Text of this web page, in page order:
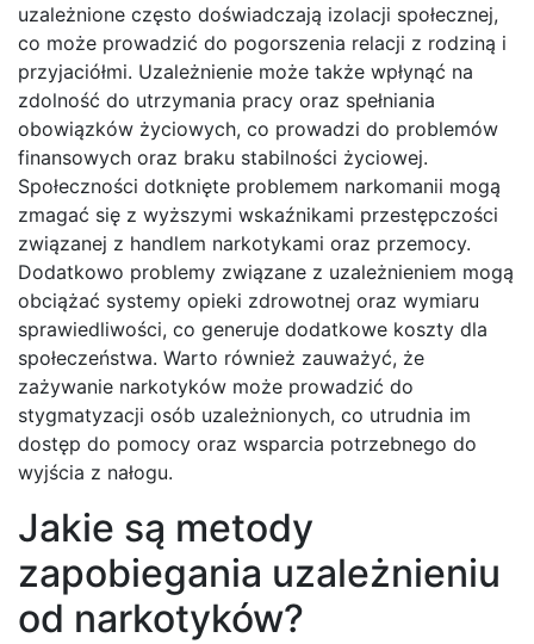
uzależnione często doświadczają izolacji społecznej,
co może prowadzić do pogorszenia relacji z rodziną i
przyjaciółmi. Uzależnienie może także wpłynąć na
zdolność do utrzymania pracy oraz spełniania
obowiązków życiowych, co prowadzi do problemów
finansowych oraz braku stabilności życiowej.
Społeczności dotknięte problemem narkomanii mogą
zmagać się z wyższymi wskaźnikami przestępczości
związanej z handlem narkotykami oraz przemocy.
Dodatkowo problemy związane z uzależnieniem mogą
obciążać systemy opieki zdrowotnej oraz wymiaru
sprawiedliwości, co generuje dodatkowe koszty dla
społeczeństwa. Warto również zauważyć, że
zażywanie narkotyków może prowadzić do
stygmatyzacji osób uzależnionych, co utrudnia im
dostęp do pomocy oraz wsparcia potrzebnego do
wyjścia z nałogu.
Jakie są metody
zapobiegania uzależnieniu
od narkotyków?